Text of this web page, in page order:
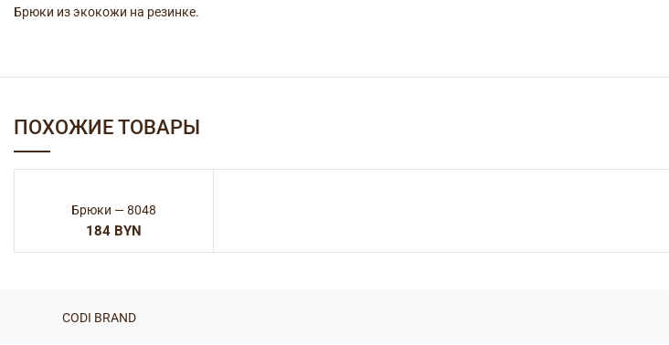
Брюки из экокожи на резинке.
ПОХОЖИЕ ТОВАРЫ
Брюки — 8048
BYN
CODI BRAND